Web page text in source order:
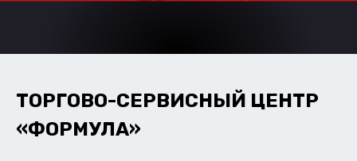
ТОРГОВО-СЕРВИСНЫЙ ЦЕНТР
«ФОРМУЛА»